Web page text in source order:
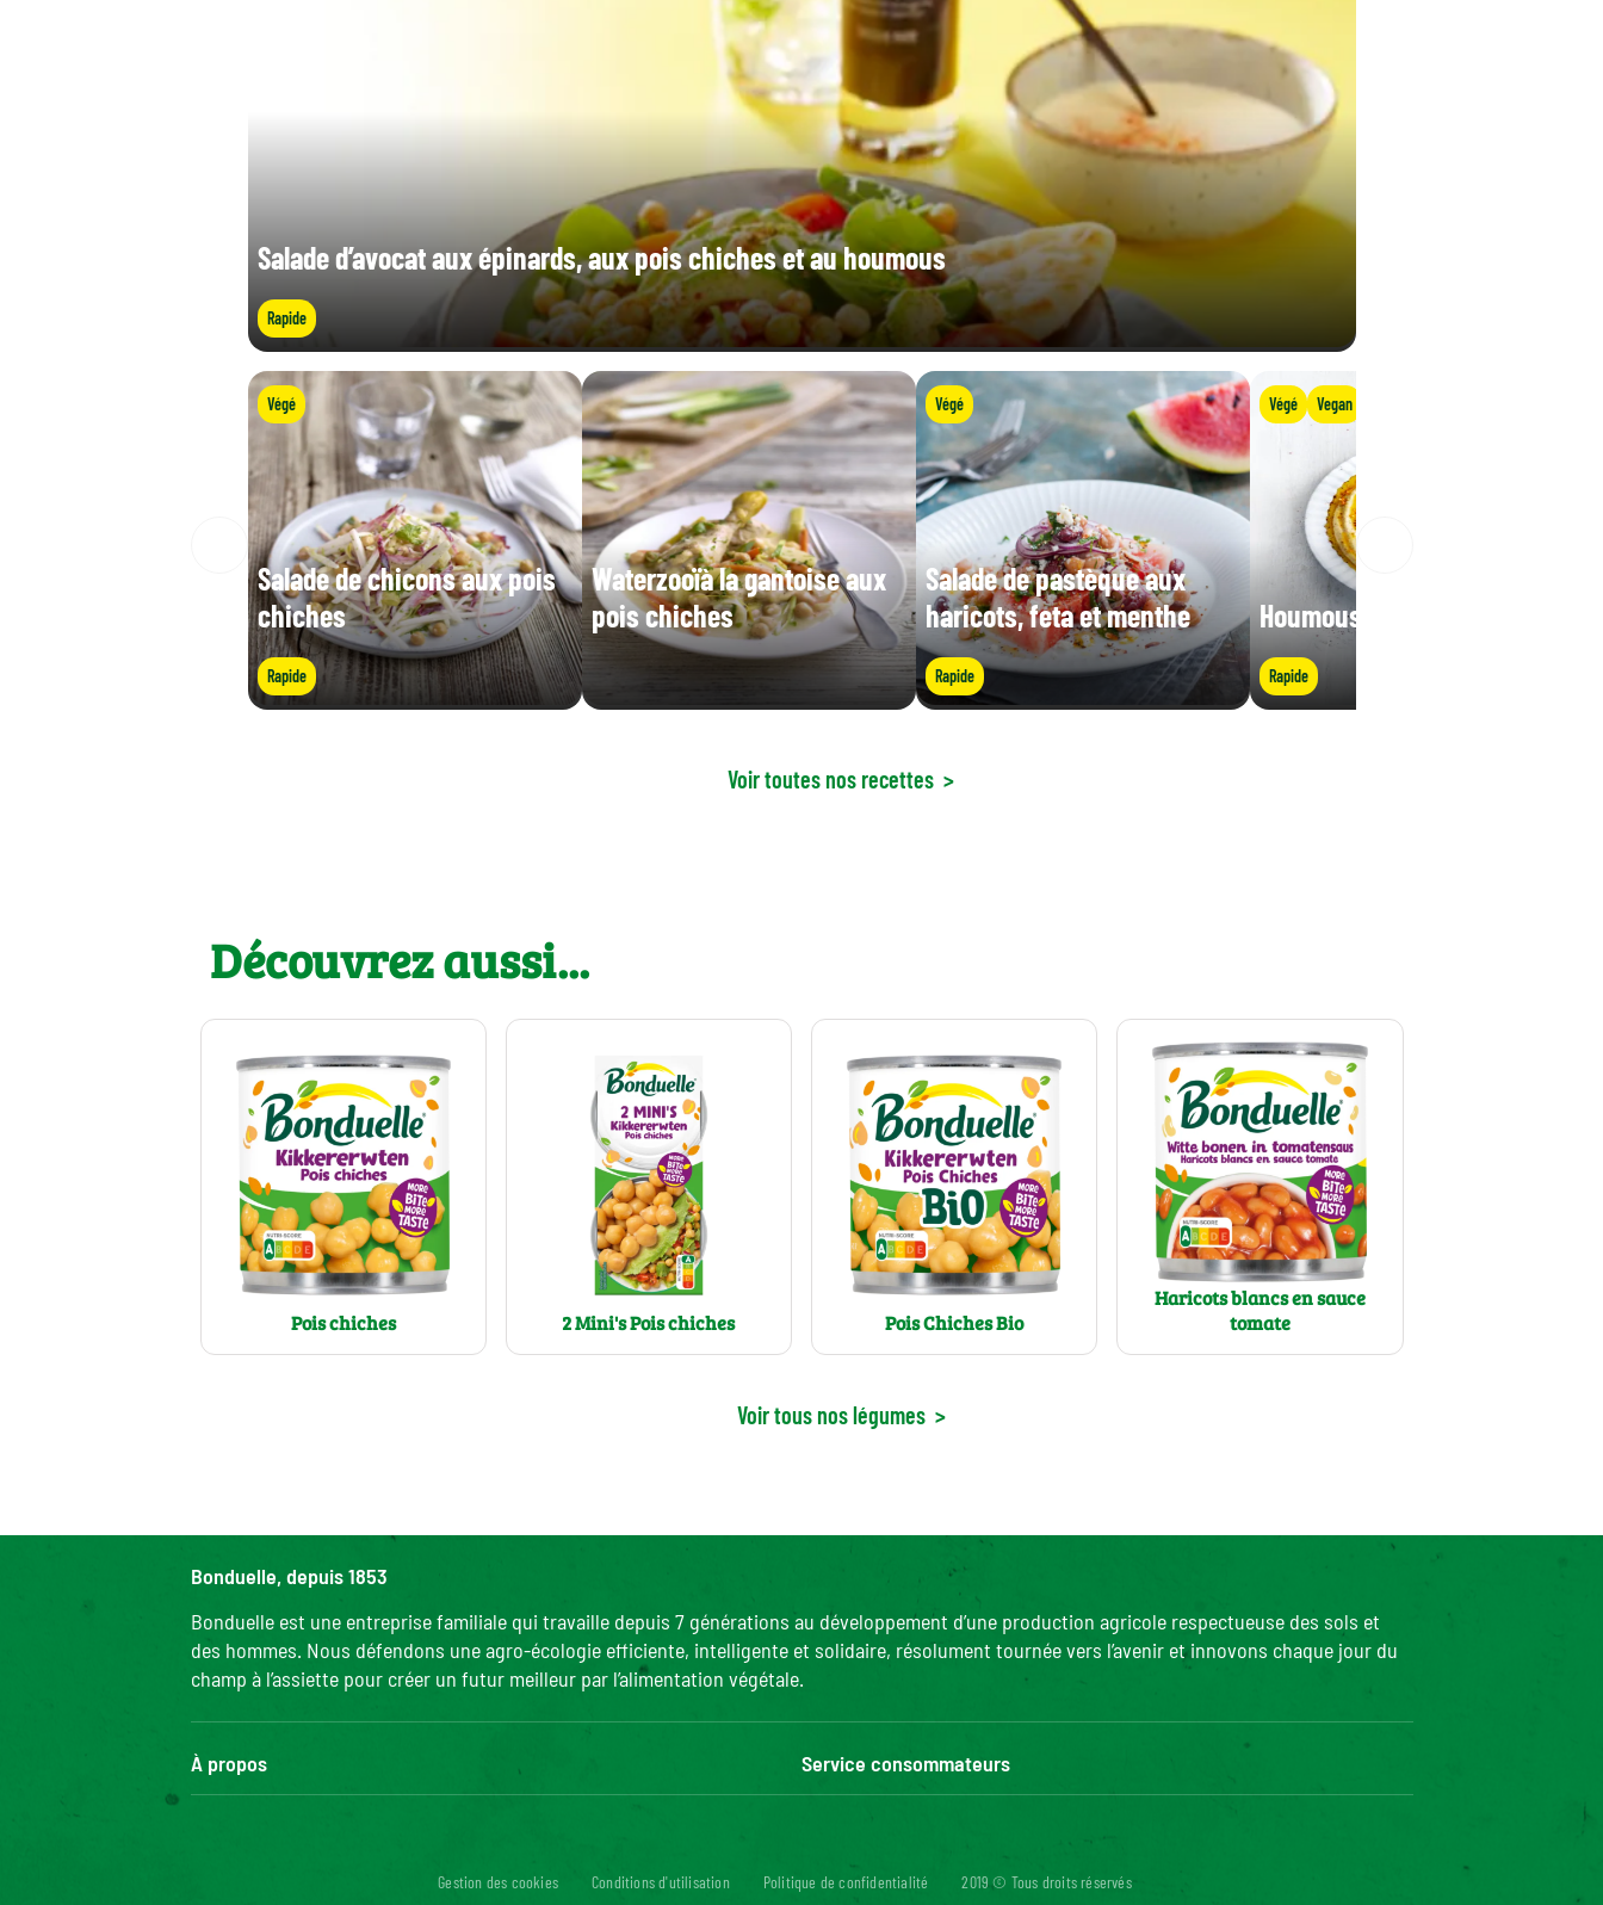
Salade d’avocat aux épinards, aux pois chiches et au houmous
Rapide
Végé
Salade de chicons aux pois
chiches
Rapide
Waterzooïà la gantoise aux
pois chiches
Végé
Salade de pastèque aux
haricots, feta et menthe
Rapide
Végé Vegan
Houmous bi tahina
Rapide
Voir toutes nos recettes >
Découvrez aussi...
Pois chiches 2 Mini's Pois chiches Pois Chiches Bio
Haricots blancs en sauce
tomate
Voir tous nos légumes >
Bonduelle, depuis 1853
Bonduelle est une entreprise familiale qui travaille depuis 7 générations au développement d’une production agricole respectueuse des sols et
des hommes. Nous défendons une agro-écologie efficiente, intelligente et solidaire, résolument tournée vers l’avenir et innovons chaque jour du
champ à l’assiette pour créer un futur meilleur par l’alimentation végétale.
À propos
Service consommateurs
Accessibilité numérique: non conforme
Gestion des cookies Conditions d'utilisation Politique de confidentialité 2019 © Tous droits réservés